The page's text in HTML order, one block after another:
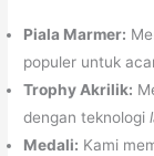
Piala Marmer:
populer untuk
Trophy Akrilik:
dengan teknologi
Medali: Kami